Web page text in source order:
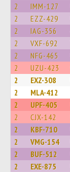
2 IMM-127
2 EZZ-429
2 IAG-356
2 VXF-692
2 NFG-465
2 UZU-423
2 EXZ-308
2 MLA-412
2 UPF-405
2 CJX-142
2 KBF-710
2 VMG-154
2 BUF-512
2 EXE-875